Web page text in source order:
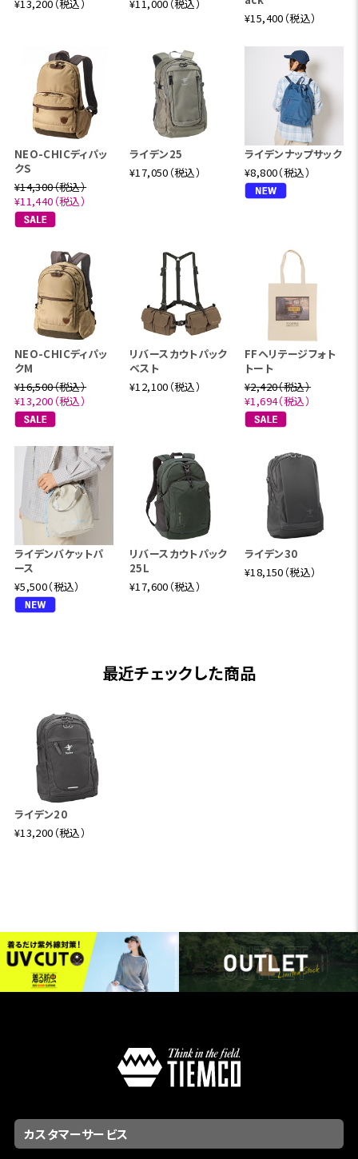
¥13,200（税込） ¥11,000（税込）
¥15,400（税込）
NEO-CHICディパッ
クS
¥14,300（税込）
¥11,440（税込）
ライデン25
¥17,050（税込）
ライデンナップサック
¥8,800（税込）
NEO-CHICディパッ
クM
¥16,500（税込）
¥13,200（税込）
リバースカウトパック
ベスト
¥12,100（税込）
FFヘリテージフォト
トート
¥2,420（税込）
¥1,694（税込）
ライデンバケットパ
ース
¥5,500（税込）
リバースカウトパック
25L
¥17,600（税込）
ライデン30
¥18,150（税込）
最近チェックした商品
ライデン20
¥13,200（税込）
カスタマーサービス